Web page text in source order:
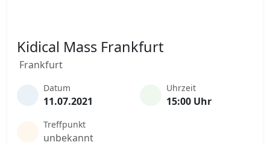
Kidical Mass Frankfurt
Frankfurt
Datum
11.07.2021
Uhrzeit
15:00 Uhr
Treffpunkt
unbekannt